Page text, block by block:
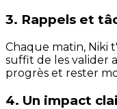
3. Rappels et
Chaque matin, Niki
suffit de les valider
progrès et rester
4. Un impact